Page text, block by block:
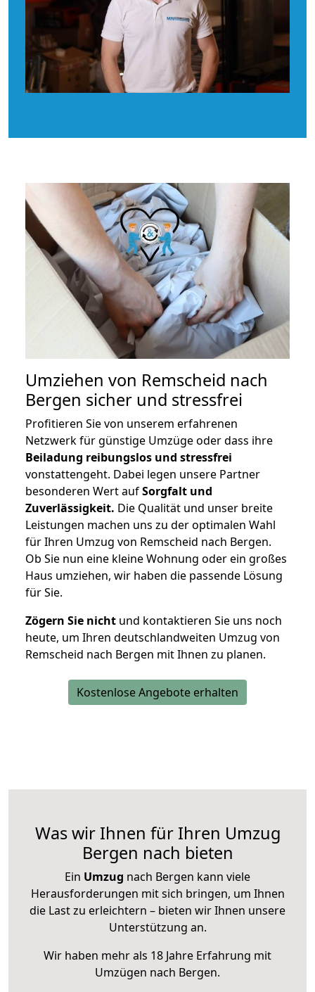
Umziehen von Remscheid nach
Bergen sicher und stressfrei
Profitieren Sie von unserem erfahrenen
Netzwerk für günstige Umzüge oder dass ihre
Beiladung reibungslos und stressfrei
vonstattengeht. Dabei legen unsere Partner
besonderen Wert aufSorgfalt und
Zuverlässigkeit. Die Qualität und unser breite
Leistungen machen uns zu der optimalen Wahl
für Ihren Umzug von Remscheid nach Bergen.
Ob Sie nun eine kleine Wohnung oder ein großes
Haus umziehen, wir haben die passende Lösung
für Sie.
Zögern Sie nicht und kontaktieren Sie uns noch
heute, um Ihren deutschlandweiten Umzug von
Remscheid nach Bergen mit Ihnen zu planen.
Kostenlose Angebote erhalten
Was wir Ihnen für Ihren Umzug
Bergen nach bieten
Ein Umzug nach Bergen kann viele
Herausforderungen mit sich bringen, um Ihnen
die Last zu erleichtern – bieten wir Ihnen unsere
Unterstützung an.
Wir haben mehr als 18 Jahre Erfahrung mit
Umzügen nach Bergen.